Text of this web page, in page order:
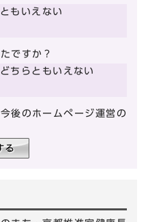
もいえない
ですか？
どちらともいえない
後のホームページ運営の